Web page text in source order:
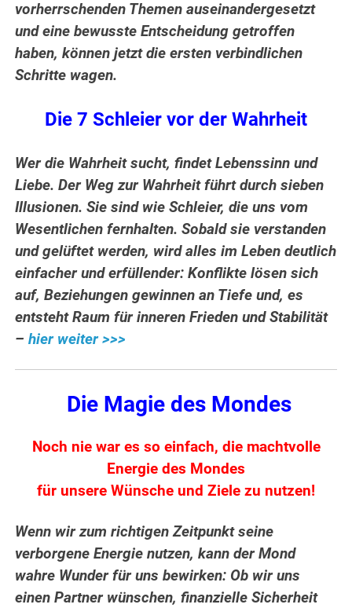
vorherrschenden Themen auseinandergesetzt
und eine bewusste Entscheidung getroffen
haben, können jetzt die ersten verbindlichen
Schritte wagen.
Die 7 Schleier vor der Wahrheit
Wer die Wahrheit sucht, findet Lebenssinn und
Liebe. Der Weg zur Wahrheit führt durch sieben
Illusionen. Sie sind wie Schleier, die uns vom
Wesentlichen fernhalten. Sobald sie verstanden
und gelüftet werden, wird alles im Leben deutlich
einfacher und erfüllender: Konflikte lösen sich
auf, Beziehungen gewinnen an Tiefe und, es
entsteht Raum für inneren Frieden und Stabilität
–hier weiter >>>
Die Magie des Mondes
Noch nie war es so einfach, die machtvolle
Energie des Mondes
für unsere Wünsche und Ziele zu nutzen!
Wenn wir zum richtigen Zeitpunkt seine
verborgene Energie nutzen, kann der Mond
wahre Wunder für uns bewirken: Ob wir uns
einen Partner wünschen, finanzielle Sicherheit